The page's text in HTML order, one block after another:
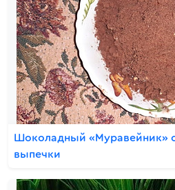
Шоколадный «Муравейник»
выпечки